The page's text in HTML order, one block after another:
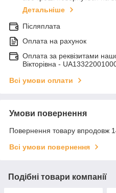
Детальніше
Післяплата
Оплата на рахунок
Оплата за реквізитами
Вікторівна -
Всі умови оплати
Умови повернення
Повернення товару впродовж
Всі умови повернення
Подібні товари компанії